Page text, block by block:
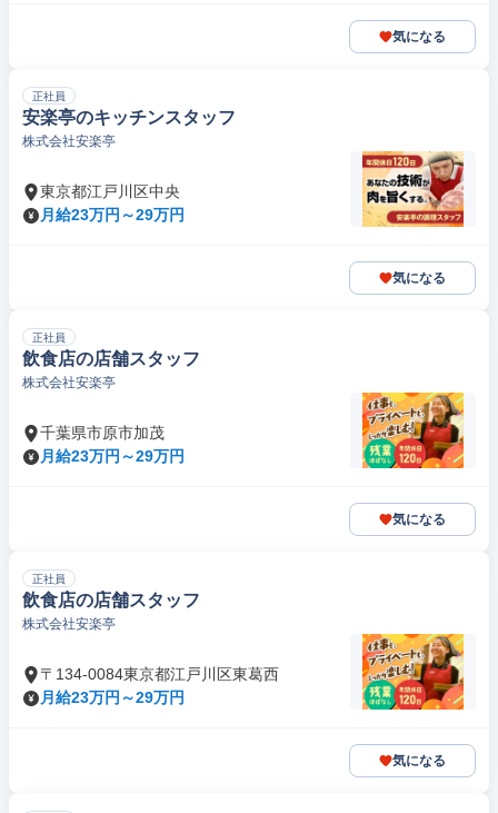
気になる
正社員
安楽亭のキッチンスタッフ
株式会社安楽亭
東京都江戸川区中央
月給23万円～29万円
気になる
正社員
飲食店の店舗スタッフ
株式会社安楽亭
千葉県市原市加茂
月給23万円～29万円
気になる
正社員
飲食店の店舗スタッフ
株式会社安楽亭
〒134-0084東京都江戸川区東葛西
月給23万円～29万円
気になる